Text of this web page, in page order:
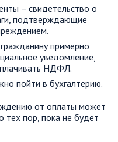
– свидетельство о
подтверждающие
примерно
уведомление,
НДФЛ.
пойти в бухгалтерию.
от оплаты может
тех пор, пока не будет